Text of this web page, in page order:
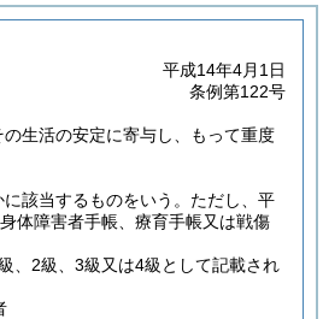
平成14年4月1日
条例第122号
生活の安定に寄与し、もって重度
該当するものをいう。 ただし、平
体障害者手帳、療育手帳又は戦傷
、2級、3級又は4級として記載され